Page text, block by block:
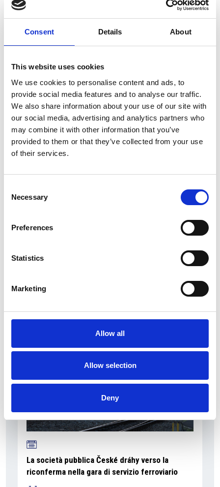
Consent Details About
This website uses cookies
We use cookies to personalise content and ads, to
provide social media features and to analyse our traffic.
We also share information about your use of our site with
our social media, advertising and analytics partners who
may combine it with other information that you’ve
provided to them or that they’ve collected from your use
of their services.
Selection
Necessary
Preferences
Statistics
Marketing
Allow all
Allow selection
Deny
Nel primo semestre è aumentata fortemente la
costruzione di nuove abitazioni
Repubblica Ceca
La Škoda avvia la produzione del suo SUV Peaq
La società pubblica České dráhy verso la
riconferma nella gara di servizio ferroviario